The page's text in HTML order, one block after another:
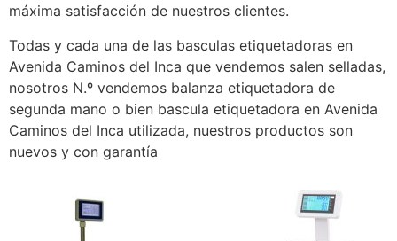
máxima satisfacción de nuestros clientes.
Todas y cada una de las basculas etiquetadoras en
Avenida Caminos del Inca que vendemos salen selladas,
nosotros N.º vendemos balanza etiquetadora de
segunda mano o bien bascula etiquetadora en Avenida
Caminos del Inca utilizada, nuestros productos son
nuevos y con garantía